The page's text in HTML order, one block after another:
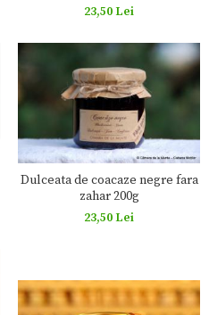
23,50 Lei
Dulceata de coacaze negre fara
zahar 200g
23,50 Lei